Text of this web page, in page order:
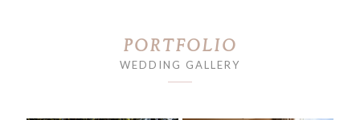
PORTFOLIO
WEDDING GALLERY